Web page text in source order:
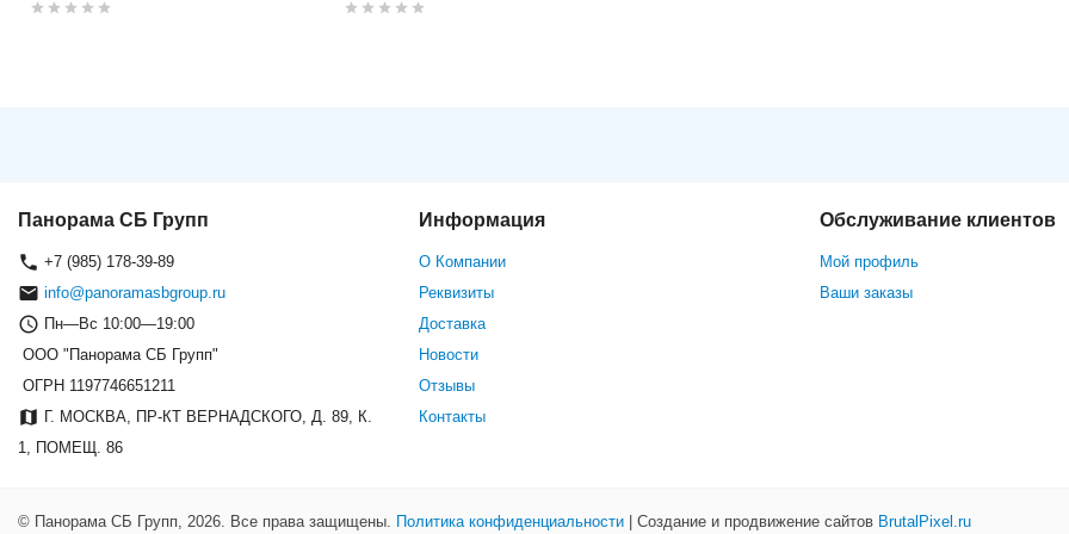
Панорама СБ Групп
+7 (985) 178-39-89
info@panoramasbgroup.ru
Пн—Вс 10:00—19:00
ООО "Панорама СБ Групп"
ОГРН 1197746651211
Г. МОСКВА, ПР-КТ ВЕРНАДСКОГО, Д. 89, К.
1, ПОМЕЩ. 86
Информация
О Компании
Реквизиты
Доставка
Новости
Отзывы
Контакты
Обслуживание клиентов
Мой профиль
Ваши заказы
© Панорама СБ Групп, 2026. Все права защищены. Политика конфиденциальности | Создание и продвижение сайтов BrutalPixel.ru